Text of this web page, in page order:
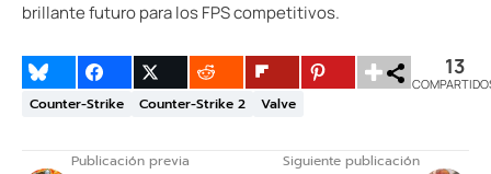
brillante futuro para los FPS competitivos.
13
Counter-Strike Counter-Strike 2 Valve
Publicación previa Siguiente publicación